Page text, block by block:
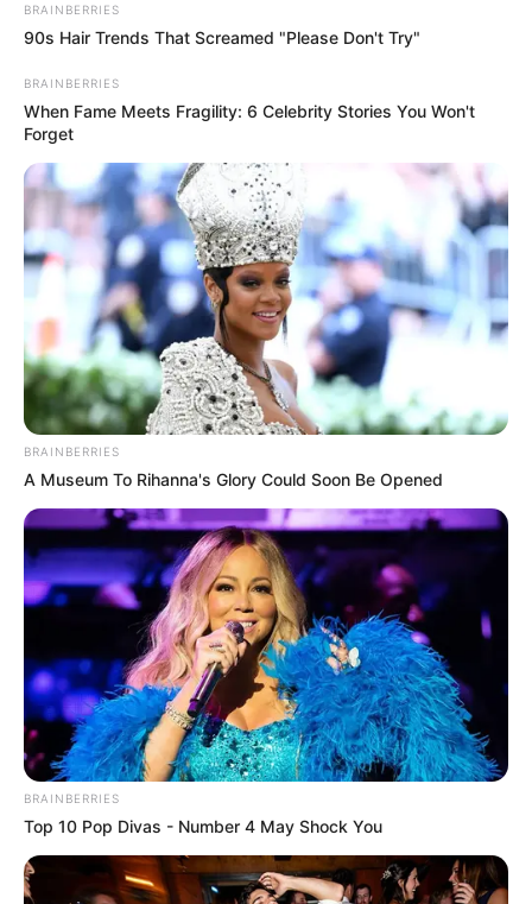
BRAINBERRIES
90s Hair Trends That Screamed "Please Don't Try"
BRAINBERRIES
When Fame Meets Fragility: 6 Celebrity Stories You Won't
Forget
BRAINBERRIES
A Museum To Rihanna's Glory Could Soon Be Opened
BRAINBERRIES
Top 10 Pop Divas - Number 4 May Shock You